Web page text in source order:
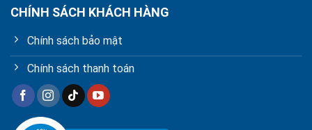
CHÍNH SÁCH KHÁCH HÀNG
Chính sách bảo mật
Chính sách thanh toán